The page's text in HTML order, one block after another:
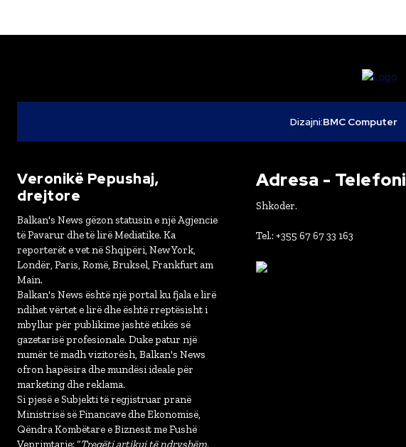
Dizajni:BMC Computer
Veronikë Pepushaj,
drejtore
Balkan's News gëzon statusin e një Agjencie
të Pavarur dhe të lirë Mediatike. Ka
reporterët e vet në Shqipëri, New York,
Londër, Paris, Romë, Bruksel, Frankfurt am
Main.
Balkan's News është një portal ku fjala e lirë
ndihet vërtet e lirë dhe është rreptësisht i
mbyllur për publikime jashtë etikës së
gazetarisë profesionale. Duke patur një
numër të madh vizitorësh, Balkan's News
ofron hapësira dhe mundësi ideale për
marketing dhe reklama.
Si pjesë e Subjekti të regjistruar pranë
Ministrisë së Financave dhe Ekonomisë,
Qëndra Kombëtare e Biznesit me Fushë
Veprimtarie: “Tregëti artikuj të ndryshëm,
Adresa - Telefoni
Shkoder.
Tel.: +355 67 67 33 163